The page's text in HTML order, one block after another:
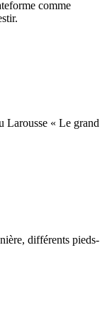
comme
Larousse « Le grand
différents pieds-